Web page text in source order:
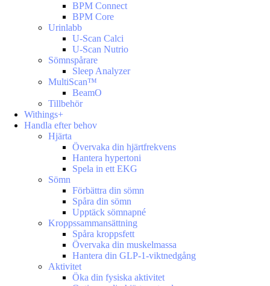
BPM Connect
BPM Core
Urinlabb
U-Scan Calci
U-Scan Nutrio
Sömnspårare
Sleep Analyzer
MultiScan™
BeamO
Tillbehör
Withings+
Handla efter behov
Hjärta
Övervaka din hjärtfrekvens
Hantera hypertoni
Spela in ett EKG
Sömn
Förbättra din sömn
Spåra din sömn
Upptäck sömnapné
Kroppssammansättning
Spåra kroppsfett
Övervaka din muskelmassa
Hantera din GLP-1-viktnedgång
Aktivitet
Öka din fysiska aktivitet